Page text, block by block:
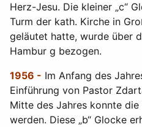
Herz-Jesu. Die kleiner „c“
Turm der kath. Kirche in
geläutet hatte, wurde über
Hambur g bezogen.
1956 - Im Anfang des
Einführung von Pastor
Mitte des Jahres konnte
werden. Diese „b“ Glocke